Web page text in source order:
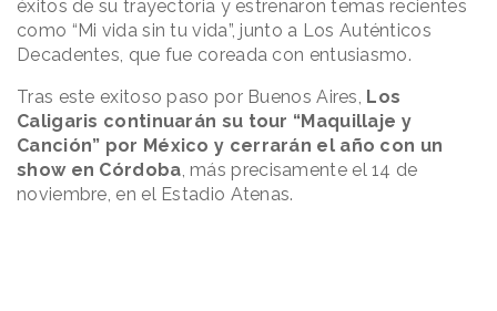
éxitos de su trayectoria y estrenaron temas recientes
como “Mi vida sin tu vida”, junto a Los Auténticos
Decadentes, que fue coreada con entusiasmo.
Tras este exitoso paso por Buenos Aires, Los
Caligaris continuarán su tour “Maquillaje y
Canción” por México y cerrarán el año con un
show en Córdoba, más precisamente el 14 de
noviembre, en el Estadio Atenas.